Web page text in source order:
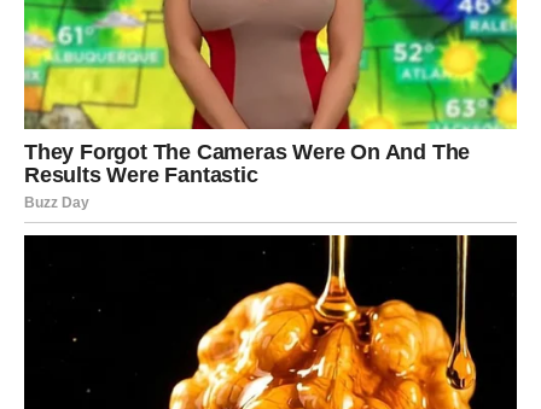
Ako želite još dublje nijanse, možete ostaviti jaja u boji
još nekoliko sati nakon kuhanja – to dodatno pojačava
intenzitet. Eksperimentisanjem s crvenim i žutim lukom
dobićete nijanse od tamno smeđe, ciglasto crvene, pa
sve do zlatno bakrene. Za zlatnu notu, možete dodati i
malo kurkume u vodu.